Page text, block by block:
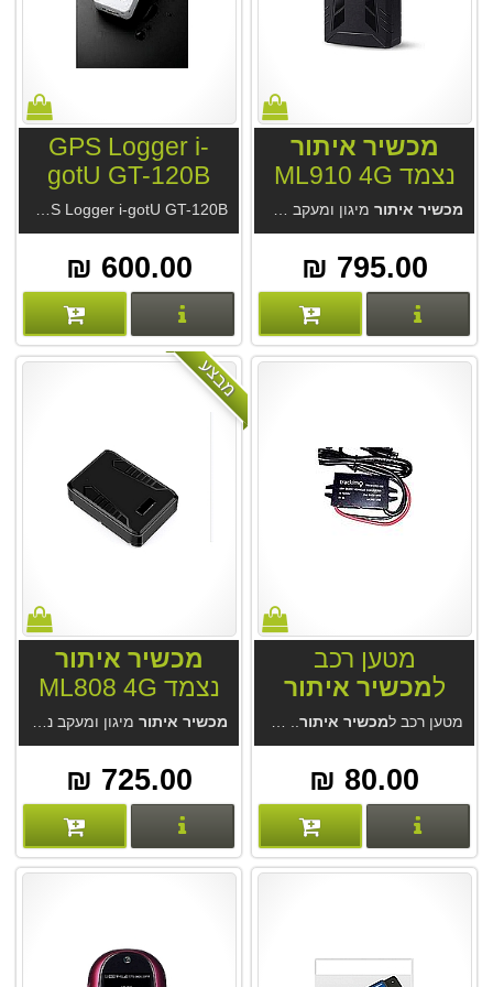
מכשיר איתור
נצמד ML910 4G
מכשיר איתור מיגון ומעקב עם סוללה ומגנט חזקים ML910 4G. מנוי ללא עלות . סוללה חזקה 15-60 יום. מקלט GPS מודרני, דיוק מעשי 2.5 מטר בנסיעה. אטום למים ואבק, האזנה סמויה. מחיר המכשיר אצלינו כולל מנוי לתמיד מהיצרן.
795.00 ₪
פרטים נוספים
GPS Logger i-
gotU GT-120B
600.00 ₪
פרטים נוספים
מטען רכב
למכשיר איתור
מטען רכב למכשיר איתור
80.00 ₪
פרטים נוספים
מבצע
מכשיר איתור
נצמד ML808 4G
מכשיר איתור מיגון ומעקב נצמד ML808 4G ללא עלות מנוי. לשימושים רבים. סוללה 15-60 יום. מקלט GPS מודרני, דיוק מעשי 2.5 מטר בנסיעה. אטום למים, האזנה סמויה. מחיר המכשיר אצלינו כולל מנוי לתמיד מהיצרן.
725.00 ₪
פרטים נוספים